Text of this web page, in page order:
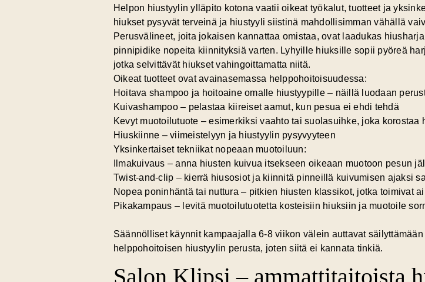
Helpon hiustyylin ylläpito kotona vaatii oikeat työkalut, tuotteet ja
hiukset pysyvät terveinä ja hiustyyli siistinä mahdollisimman vähällä
Perusvälineet, joita jokaisen kannattaa omistaa, ovat laadukas
pinnipidike nopeita kiinnityksiä varten. Lyhyille hiuksille sopii pyöreä
jotka selvittävät hiukset vahingoittamatta niitä.
Oikeat tuotteet ovat avainasemassa helppohoitoisuudessa:
Hoitava shampoo ja hoitoaine omalle hiustyypille – näillä luodaan
Kuivashampoo – pelastaa kiireiset aamut, kun pesua ei ehdi tehdä
Kevyt muotoilutuote – esimerkiksi vaahto tai suolasuihke, joka korostaa
Hiuskiinne – viimeistelyyn ja hiustyylin pysyvyyteen
Yksinkertaiset tekniikat nopeaan muotoiluun:
Ilmakuivaus – anna hiusten kuivua itsekseen oikeaan muotoon pesun
Twist-and-clip – kierrä hiusosiot ja kiinnitä pinneillä kuivumisen ajaksi
Nopea poninhäntä tai nuttura – pitkien hiusten klassikot, jotka toimivat
Pikakampaus – levitä muotoilutuotetta kosteisiin hiuksiin ja muotoile
Säännölliset käynnit kampaajalla 6-8 viikon välein auttavat
helppohoitoisen hiustyylin perusta, joten siitä ei kannata tinkiä.
Salon Klipsi – ammattitaitoista